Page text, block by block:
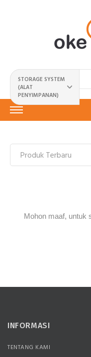
STORAGE SYSTEM
(ALAT
PENYIMPANAN)
Mohon maaf, untuk
INFORMASI
TENTANG KAMI